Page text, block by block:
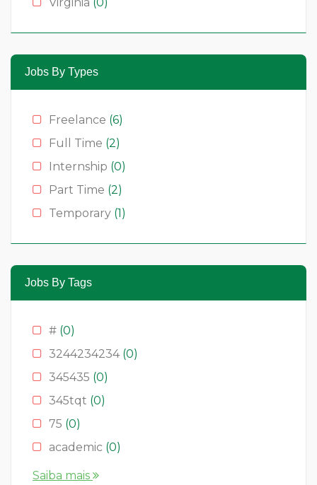
Jobs By Types
Freelance (6)
Full Time (2)
Internship (0)
Part Time (2)
Temporary (1)
Jobs By Tags
# (0)
3244234234 (0)
345435 (0)
345tqt (0)
75 (0)
academic (0)
account
Saiba mais